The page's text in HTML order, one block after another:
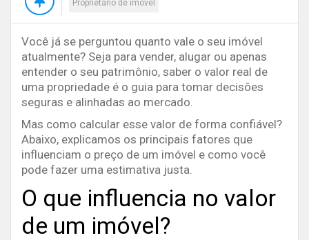
Proprietário de imóvel
Você já se perguntou quanto vale o seu imóvel
atualmente? Seja para vender, alugar ou apenas
entender o seu patrimônio, saber o valor real de
uma propriedade é o guia para tomar decisões
seguras e alinhadas ao mercado.
Mas como calcular esse valor de forma confiável?
Abaixo, explicamos os principais fatores que
influenciam o preço de um imóvel e como você
pode fazer uma estimativa justa.
O que influencia no valor
de um imóvel?